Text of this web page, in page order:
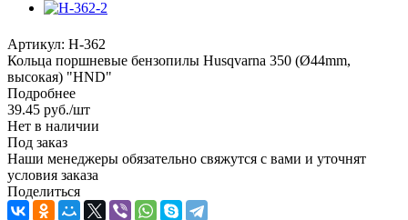
Артикул: H-362
Кольца поршневые бензопилы Husqvarna 350 (Ø44mm,
высокая) "HND"
Подробнее
39.45 руб./шт
Нет в наличии
Под заказ
Наши менеджеры обязательно свяжутся с вами и уточнят
условия заказа
Поделиться